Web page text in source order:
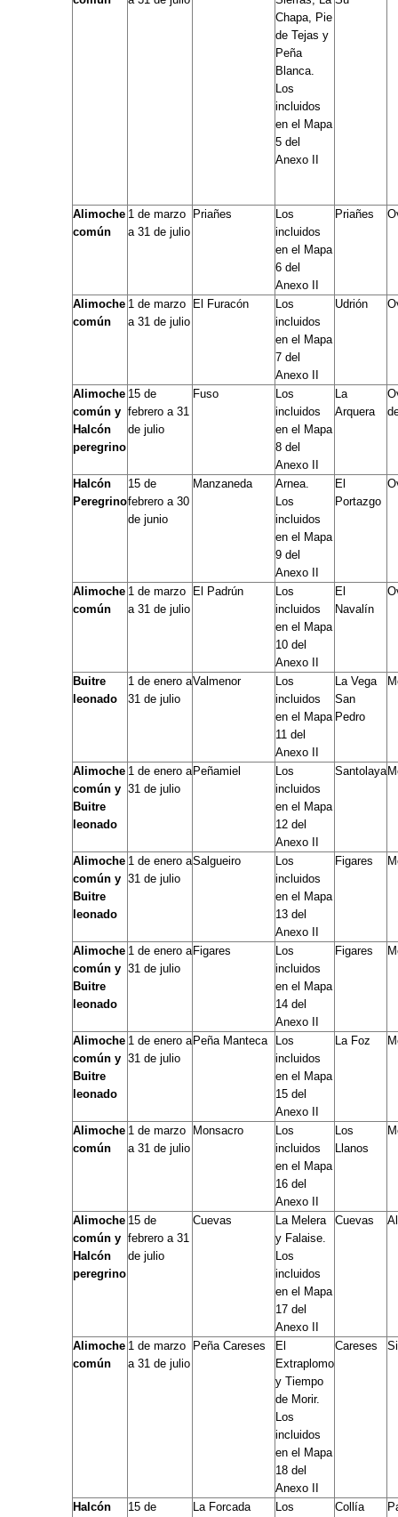
Chapa, Pie
de Tejas y
Peña
Blanca.
Los
incluidos
en el Mapa
5 del
Anexo II
Alimoche
común
1 de marzo
a 31 de julio
Priañes
Los
incluidos
en el Mapa
6 del
Anexo II
Priañes
Alimoche
común
1 de marzo
a 31 de julio
El Furacón
Los
incluidos
en el Mapa
7 del
Anexo II
Udrión
Alimoche
común y
Halcón
peregrino
15 de
febrero a 31
de julio
Fuso
Los
incluidos
en el Mapa
8 del
Anexo II
La
Arquera
Halcón
Peregrino
15 de
febrero a 30
de junio
Manzaneda
Arnea.
Los
incluidos
en el Mapa
9 del
Anexo II
El
Portazgo
Alimoche
común
1 de marzo
a 31 de julio
El Padrún
Los
incluidos
en el Mapa
10 del
Anexo II
El
Navalín
Buitre
leonado
1 de enero a
31 de julio
Valmenor
Los
incluidos
en el Mapa
11 del
Anexo II
La Vega
San
Pedro
Alimoche
común y
Buitre
leonado
1 de enero a
31 de julio
Peñamiel
Los
incluidos
en el Mapa
12 del
Anexo II
Santolaya
Alimoche
común y
Buitre
leonado
1 de enero a
31 de julio
Salgueiro
Los
incluidos
en el Mapa
13 del
Anexo II
Figares
Alimoche
común y
Buitre
leonado
1 de enero a
31 de julio
Figares
Los
incluidos
en el Mapa
14 del
Anexo II
Figares
Alimoche
común y
Buitre
leonado
1 de enero a
31 de julio
Peña Manteca
Los
incluidos
en el Mapa
15 del
Anexo II
La Foz
Alimoche
común
1 de marzo
a 31 de julio
Monsacro
Los
incluidos
en el Mapa
16 del
Anexo II
Los
Llanos
Alimoche
común y
Halcón
peregrino
15 de
febrero a 31
de julio
Cuevas
La Melera
y Falaise.
Los
incluidos
en el Mapa
17 del
Anexo II
Cuevas
Alimoche
común
1 de marzo
a 31 de julio
Peña Careses
El
Extraplomo
y Tiempo
de Morir.
Los
incluidos
en el Mapa
18 del
Anexo II
Careses
Halcón
15 de
La Forcada
Los
Collía